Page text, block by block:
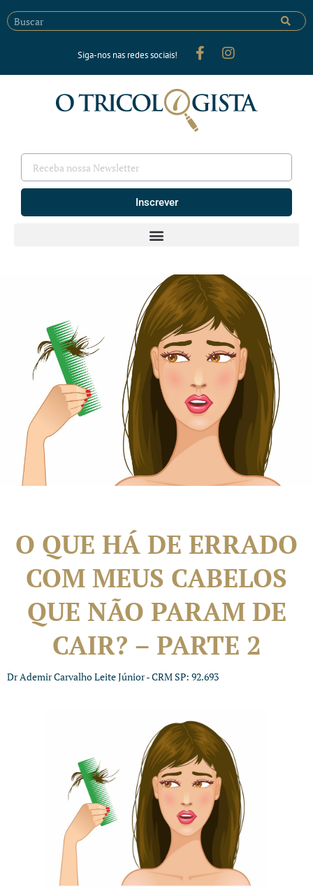
Siga-nos nas redes sociais!
Inscrever
O QUE HÁ DE ERRADO
COM MEUS CABELOS
QUE NÃO PARAM DE
CAIR? – PARTE 2
Dr Ademir Carvalho Leite Júnior - CRM SP: 92.693